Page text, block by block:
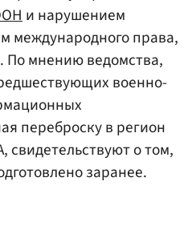
и нарушением
международного права,
. По мнению ведомства,
военно-
переброску в регион
о том,
заранее.